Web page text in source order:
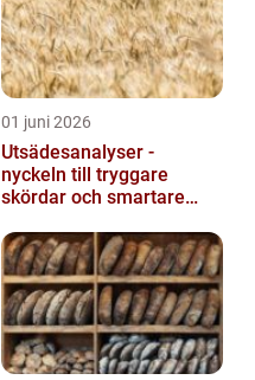
01 juni 2026
Utsädesanalyser -
nyckeln till tryggare
skördar och smartare